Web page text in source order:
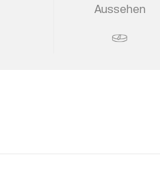
Aussehen